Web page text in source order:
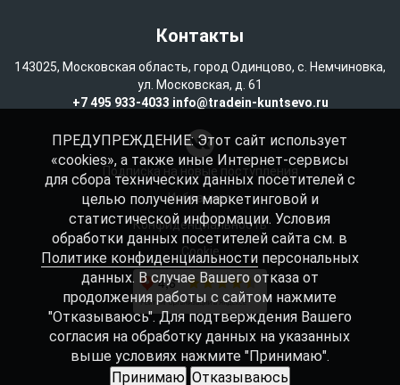
Контакты
143025, Московская область, город Одинцово, с. Немчиновка,
ул. Московская, д. 61
+7 495 933-4033 info@tradein-kuntsevo.ru
Подписка на новые поступления
Избранное
Конфиденциальность
Cookie
ПРЕДУПРЕЖДЕНИЕ: Этот сайт использует
«cookies», а также иные Интернет-сервисы
для сбора технических данных посетителей с
целью получения маркетинговой и
статистической информации. Условия
обработки данных посетителей сайта см. в
Политике конфиденциальностиперсональных
данных. В случае Вашего отказа от
продолжения работы с сайтом нажмите
"Отказываюсь". Для подтверждения Вашего
согласия на обработку данных на указанных
выше условиях нажмите "Принимаю".
Принимаю Отказываюсь